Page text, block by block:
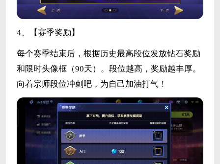
4、【赛季奖励】
每个赛季结束后，根据历史最高段位发放钻石奖励
和限时头像框（90天）。段位越高，奖励越丰厚。
向着宗师段位冲刺吧，为自己加油打气！